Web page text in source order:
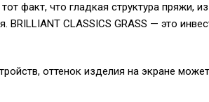
факт, что гладкая структура пряжи,
CLASSICS GRASS — это
оттенок изделия на экране